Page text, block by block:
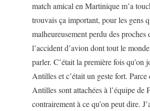
match amical en Martinique m’a
trouvais ça important, pour les gens
malheureusement perdu des proches
l’accident d’avion dont tout le
parler. C’était la première fois qu’on
Antilles et c’était un geste fort. Parce
Antilles sont attachées à l’équipe de
contrairement à ce qu’on peut dire.